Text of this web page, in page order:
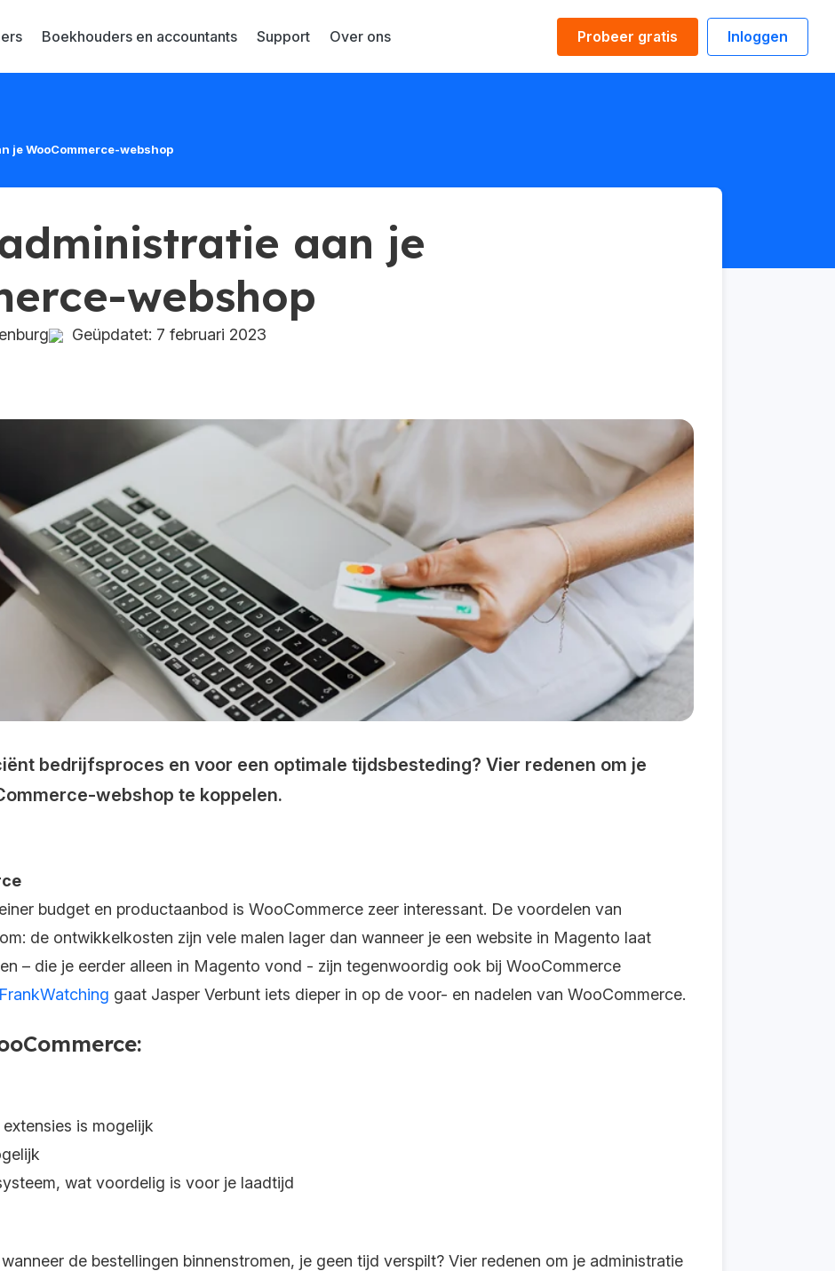
Probeer gratis Inloggen
Boekhouders en accountants Support Over ons
je WooCommerce-webshop
aan je
webshop
Geüpdatet: 7 februari 2023
bedrijfsproces en voor een optimale tijdsbesteding? Vier redenen om je
webshop te koppelen.
budget en productaanbod is WooCommerce zeer interessant. De voordelen van
de ontwikkelkosten zijn vele malen lager dan wanneer je een website in Magento laat
– die je eerder alleen in Magento vond - zijn tegenwoordig ook bij WooCommerce
gaat Jasper Verbunt iets dieper in op de voor- en nadelen van WooCommerce.
is mogelijk
wat voordelig is voor je laadtijd
de bestellingen binnenstromen, je geen tijd verspilt? Vier redenen om je administratie